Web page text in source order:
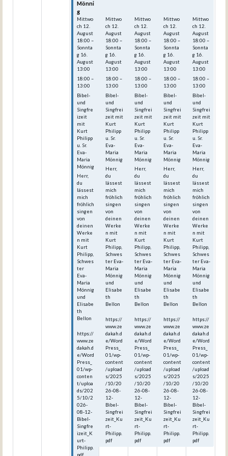
Mönni
g
Mittwo
ch 12.
August
18:00 –
Sonnta
g 16.
August
13:00
18:00 –
13:00
Bibel-
und
Singfre
izeit
mit
Kurt
Philipp
u. Sr.
Eva-
Maria
Mönnig
Herr,
du
lässest
mich
fröhlich
singen
von
deinen
Werke
n mit
Kurt
Philipp,
Schwes
ter
Eva-
Maria
Mönnig
und
Elisabe
th
Bellon
https://
www.ze
dakah.d
e/Word
Press_
01/wp-
conten
t/uploa
ds/202
5/10/2
026-
08-12-
Bibel-
Singfre
izeit_K
urt-
Philipp.
pdf
Mittwo
ch 12.
August
18:00 –
Sonnta
g 16.
August
13:00
18:00 –
13:00
Bibel-
und
Singfrei
zeit mit
Kurt
Philipp
u. Sr.
Eva-
Maria
Mönnig
Herr,
du
lässest
mich
fröhlich
singen
von
deinen
Werke
n mit
Kurt
Philipp,
Schwes
ter Eva-
Maria
Mönnig
und
Elisabe
th
Bellon
https://
www.ze
dakah.d
e/Word
Press_
01/wp-
content
/upload
s/2025
/10/20
26-08-
12-
Bibel-
Singfrei
zeit_Ku
rt-
Philipp.
pdf
Mittwo
ch 12.
August
18:00 –
Sonnta
g 16.
August
13:00
18:00 –
13:00
Bibel-
und
Singfrei
zeit mit
Kurt
Philipp
u. Sr.
Eva-
Maria
Mönnig
Herr,
du
lässest
mich
fröhlich
singen
von
deinen
Werke
n mit
Kurt
Philipp,
Schwes
ter Eva-
Maria
Mönnig
und
Elisabe
th
Bellon
https://
www.ze
dakah.d
e/Word
Press_
01/wp-
content
/upload
s/2025
/10/20
26-08-
12-
Bibel-
Singfrei
zeit_Ku
rt-
Philipp.
pdf
Mittwo
ch 12.
August
18:00 –
Sonnta
g 16.
August
13:00
18:00 –
13:00
Bibel-
und
Singfrei
zeit mit
Kurt
Philipp
u. Sr.
Eva-
Maria
Mönnig
Herr,
du
lässest
mich
fröhlich
singen
von
deinen
Werke
n mit
Kurt
Philipp,
Schwes
ter Eva-
Maria
Mönnig
und
Elisabe
th
Bellon
https://
www.ze
dakah.d
e/Word
Press_
01/wp-
content
/upload
s/2025
/10/20
26-08-
12-
Bibel-
Singfrei
zeit_Ku
rt-
Philipp.
pdf
Mittwo
ch 12.
August
18:00 –
Sonnta
g 16.
August
13:00
18:00 –
13:00
Bibel-
und
Singfrei
zeit mit
Kurt
Philipp
u. Sr.
Eva-
Maria
Mönnig
Herr,
du
lässest
mich
fröhlich
singen
von
deinen
Werke
n mit
Kurt
Philipp,
Schwes
ter Eva-
Maria
Mönnig
und
Elisabe
th
Bellon
https://
www.ze
dakah.d
e/Word
Press_
01/wp-
content
/upload
s/2025
/10/20
26-08-
12-
Bibel-
Singfrei
zeit_Ku
rt-
Philipp.
pdf